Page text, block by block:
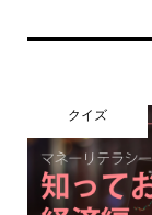
クイズ